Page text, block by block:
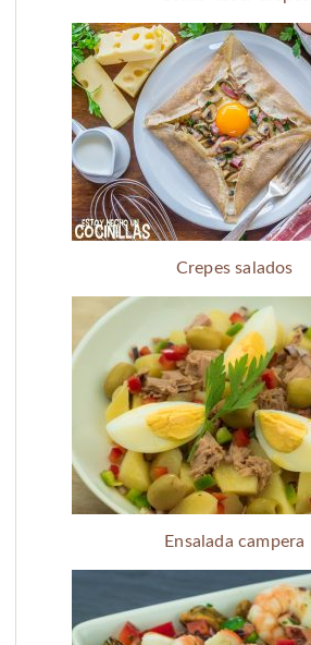
Crepes salados
Ensalada campera